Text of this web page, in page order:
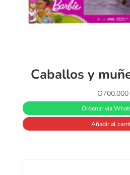
Caballos y
₲700.000
Ordenar vía
Añadir al